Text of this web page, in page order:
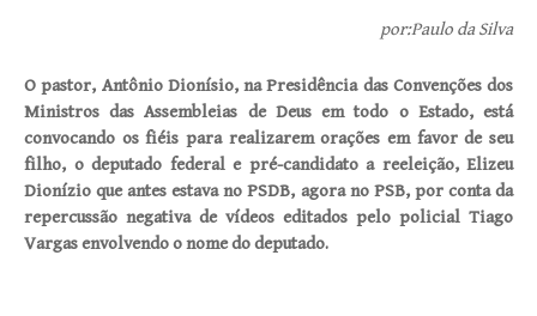
por:Paulo da Silva
O pastor, Antônio Dionísio, na Presidência das Convenções dos
Ministros das Assembleias de Deusem todo o Estado, está
convocando os fiéis para realizarem orações em favor de seu
filho, o deputado federal e pré-candidato a reeleição, Elizeu
Dionízio que antes estava no PSDB, agora no PSB, por conta da
repercussão negativa de vídeos editados pelo policial Tiago
Vargas envolvendo o nome do deputado.